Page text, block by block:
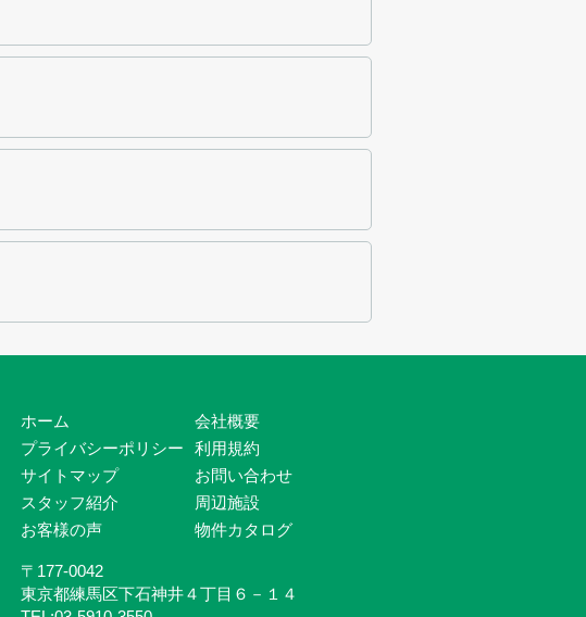
ホーム
会社概要
プライバシーポリシー
利用規約
サイトマップ
お問い合わせ
スタッフ紹介
周辺施設
お客様の声
物件カタログ
〒177-0042
東京都練馬区下石神井４丁目６－１４